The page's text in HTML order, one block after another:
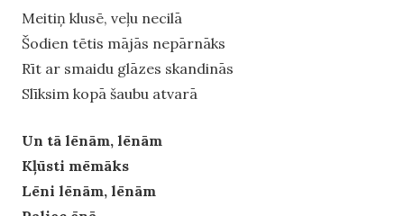
Meitiņ klusē, veļu necilā
Šodien tētis mājās nepārnāks
Rīt ar smaidu glāzes skandinās
Slīksim kopā šaubu atvarā
Un tā lēnām, lēnām
Kļūsti mēmāks
Lēni lēnām, lēnām